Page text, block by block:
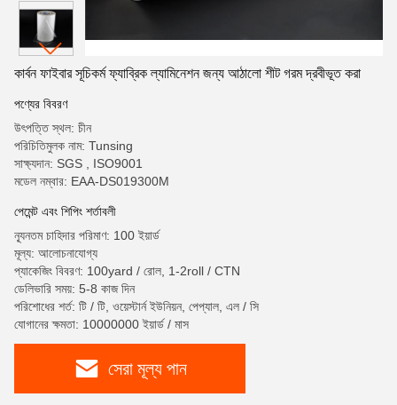
কার্বন ফাইবার সূচিকর্ম ফ্যাব্রিক ল্যামিনেশন জন্য আঠালো শীট গরম দ্রবীভূত করা
পণ্যের বিবরণ
উৎপত্তি স্থল: চীন
পরিচিতিমুলক নাম: Tunsing
সাক্ষ্যদান: SGS , ISO9001
মডেল নম্বার: EAA-DS019300M
পেমেন্ট এবং শিপিং শর্তাবলী
ন্যূনতম চাহিদার পরিমাণ: 100 ইয়ার্ড
মূল্য: আলোচনাযোগ্য
প্যাকেজিং বিবরণ: 100yard / রোল, 1-2roll / CTN
ডেলিভারি সময়: 5-8 কাজ দিন
পরিশোধের শর্ত: টি / টি, ওয়েস্টার্ন ইউনিয়ন, পেপ্যাল, এল / সি
যোগানের ক্ষমতা: 10000000 ইয়ার্ড / মাস
সেরা মূল্য পান